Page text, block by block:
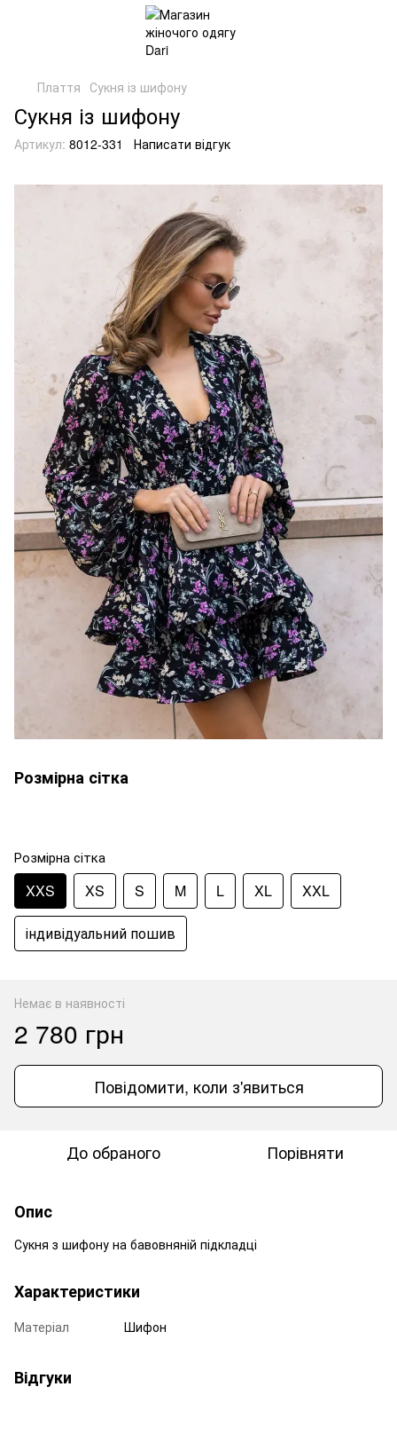
Плаття Сукня із шифону
Сукня із шифону
Артикул: 8012-331 Написати відгук
Розмірна сітка
Розмірна сітка
XXS XS S M L XL XXL
індивідуальний пошив
Немає в наявності
2 780 грн
Повідомити, коли з'явиться
До обраного Порівняти
Опис
Сукня з шифону на бавовняній підкладці
Характеристики
Матеріал Шифон
Відгуки